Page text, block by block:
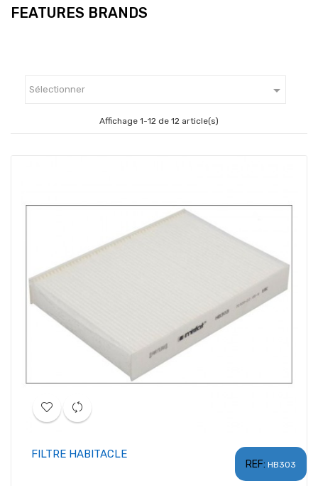
FEATURES BRANDS
Sélectionner 
Affichage 1-12 de 12 article(s)
REF: HB303
FILTRE HABITACLE